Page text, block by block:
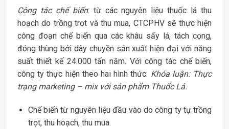
Công tác chế biến: từ các nguyên liệu thuốc lá thu
hoạch do trồng trọt và thu mua, CTCPHV sẽ thực hiện
công đoạn chế biến qua các khâu sấy lá, tách cọng,
đóng thùng bởi dây chuyền sản xuất hiện đại với năng
suất thiết kế 24.000 tấn năm. Với công tác chế biến,
công ty thực hiện theo hai hình thức: Khóa luận: Thực
trạng marketing – mix với sản phẩm Thuốc Lá.
Chế biến từ nguyên liệu đầu vào do công ty tự trồng
trọt, thu hoạch, thu mua.